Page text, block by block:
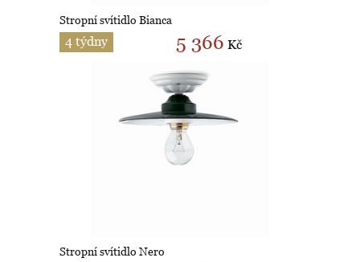
Stropní svítidlo Bianca
4 týdny 5 366 Kč
Stropní svítidlo Nero